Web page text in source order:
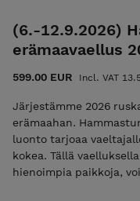
(6.-12.9.2026)
erämaavaellus
599.00 EUR Incl. VAT
Järjestämme 2026
erämaahan.
luonto tarjoaa
kokea. Tällä
hienoimpia paikkoja,